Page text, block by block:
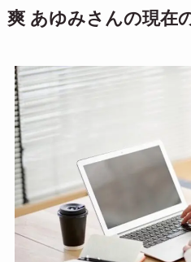
爽 あゆみさんの現在